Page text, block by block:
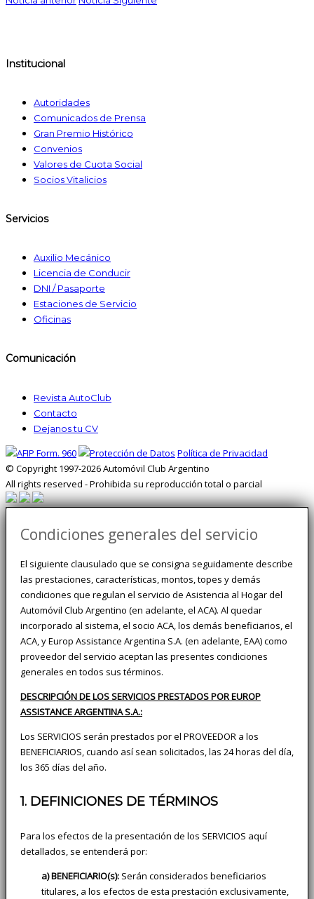
Institucional
Autoridades
Comunicados de Prensa
Gran Premio Histórico
Convenios
Valores de Cuota Social
Socios Vitalicios
Servicios
Auxilio Mecánico
Licencia de Conducir
DNI / Pasaporte
Estaciones de Servicio
Oficinas
Comunicación
Revista AutoClub
Contacto
Dejanos tu CV
Política de Privacidad
© Copyright 1997-2026 Automóvil Club Argentino
All rights reserved - Prohibida su reproducción total o parcial
Condiciones generales del servicio
El siguiente clausulado que se consigna seguidamente describe
las prestaciones, características, montos, topes y demás
condiciones que regulan el servicio de Asistencia al Hogar del
Automóvil Club Argentino (en adelante, el ACA). Al quedar
incorporado al sistema, el socio ACA, los demás beneficiarios, el
ACA, y Europ Assistance Argentina S.A. (en adelante, EAA) como
proveedor del servicio aceptan las presentes condiciones
generales en todos sus términos.
DESCRIPCIÓN DE LOS SERVICIOS PRESTADOS POR EUROP
ASSISTANCE ARGENTINA S.A.:
Los SERVICIOS serán prestados por el PROVEEDOR a los
BENEFICIARIOS, cuando así sean solicitados, las 24 horas del día,
los 365 días del año.
1. DEFINICIONES DE TÉRMINOS
Para los efectos de la presentación de los SERVICIOS aquí
detallados, se entenderá por:
a) BENEFICIARIO(s): Serán considerados beneficiarios
titulares, a los efectos de esta prestación exclusivamente,